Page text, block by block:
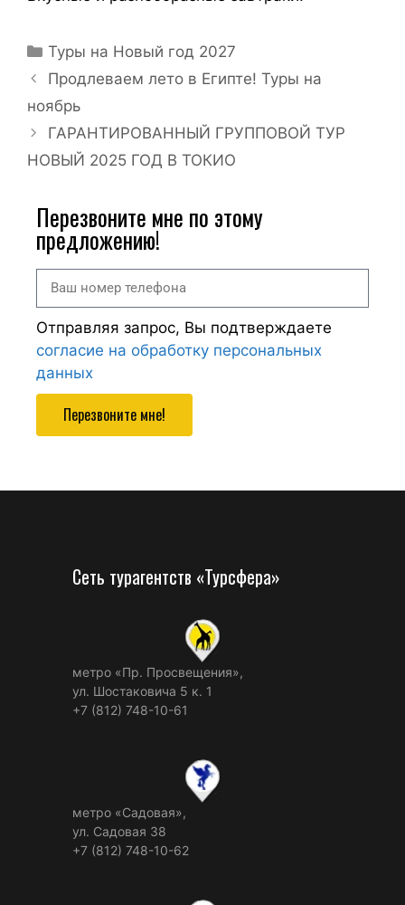
Туры на Новый год 2027
Продлеваем лето в Египте! Туры на
ноябрь
ГАРАНТИРОВАННЫЙ ГРУППОВОЙ ТУР
НОВЫЙ 2025 ГОД В ТОКИО
Перезвоните мне по этому
предложению!
Отправляя запрос, Вы подтверждаете
согласие на обработку персональных
данных
Перезвоните мне!
Сеть турагентств «Турсфера»
метро «Пр. Просвещения»,
ул. Шостаковича 5 к. 1
+7 (812) 748-10-61
метро «Садовая»,
ул. Садовая 38
+7 (812) 748-10-62